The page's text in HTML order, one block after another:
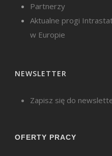
Partnerzy
Aktualne progi
w Europie
NEWSLETTER
Zapisz się do
OFERTY PRACY